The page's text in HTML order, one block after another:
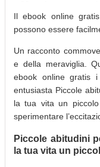
Il ebook online
possono essere
Un racconto
e della meraviglia.
ebook online gratis
entusiasta Piccole
la tua vita un
sperimentare
Piccole abitudini
la tua vita un